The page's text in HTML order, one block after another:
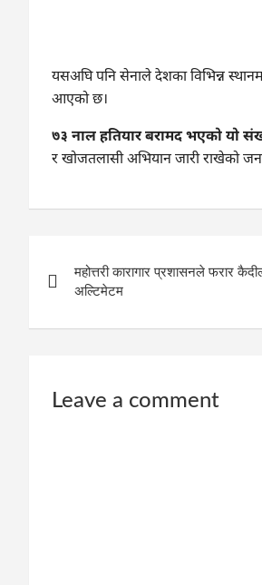
यसअघि पनि सेनाले देशका विभिन्न
आएको छ।
७३ नाल हतियार बरामद भएको यो
र खोजतलासी अभियान जारी राखेको
navigation
महोत्तरी कारागार प्रशासनले फरार
अल्टिमेटम
Leave a comment